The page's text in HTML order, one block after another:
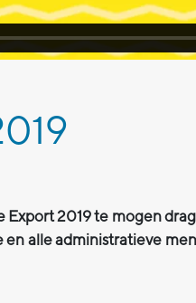
2019 te mogen
alle administratieve